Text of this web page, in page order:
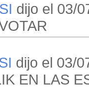
dijo el 03/
dijo el 03/
EN LAS